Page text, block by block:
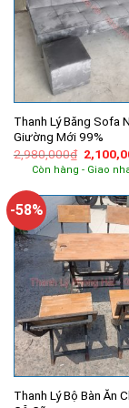
Thanh Lý Băng Sofa
Giường Mới 99%
2,980,000₫ Giá
gốc
là:
Còn hàng - Giao
-58%
Thanh Lý Bộ Bàn Ăn